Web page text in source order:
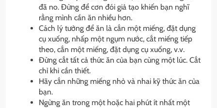
đã no. Đừng để cơn đói giả tạo khiến bạn nghĩ
rằng mình cần ăn nhiều hơn.
Cách lý tưởng để ăn là cắn một miếng, đặt dụng
cụ xuống, nhấp một ngụm nước, cắt miếng tiếp
theo, cắn một miếng, đặt dụng cụ xuống, v.v.
Đừng cắt tất cả thức ăn của bạn cùng một lúc. Cắt
chỉ khi cần thiết.
Hãy cắn những miếng nhỏ và nhai kỹ thức ăn của
bạn.
Ngừng ăn trong một hoặc hai phút ít nhất một